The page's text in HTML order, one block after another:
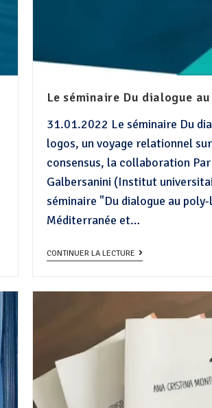
Le séminaire Du dialogue
31.01.2022 Le séminaire Du
logos, un voyage relationnel
consensus, la collaboration
Galbersanini (Institut
séminaire "Du dialogue au
Méditerranée et…
CONTINUER LA LECTURE